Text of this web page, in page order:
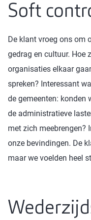
Soft
De klant vroeg ons om
gedrag en cultuur. Hoe
organisaties elkaar
spreken? Interessant
de gemeenten: konden
de administratieve
met zich meebrengen?
onze bevindingen. De
maar we voelden heel